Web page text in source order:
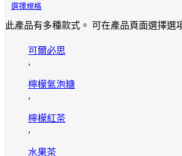
選擇規格
此產品有多種款式。 可在產品頁面選擇選
可爾必思
,
檸檬氣泡糖
,
檸檬紅茶
,
水果茶